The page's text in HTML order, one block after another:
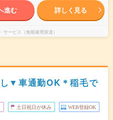
進む 詳しく見る
サービス（無期雇用派遣）
▼車通勤OK＊稲毛で
土日祝日が休み WEB登録OK